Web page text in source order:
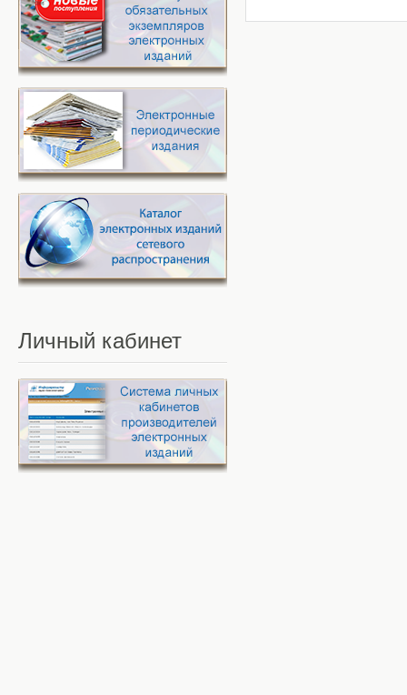
Личный кабинет